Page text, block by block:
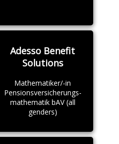
Adesso Benefit
Solutions
Mathematiker/-in
Pensionsversicherungs-
mathematik bAV (all
genders)